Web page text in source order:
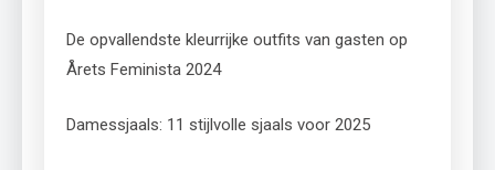
De opvallendste kleurrijke outfits van gasten op
Årets Feminista 2024
Damessjaals: 11 stijlvolle sjaals voor 2025